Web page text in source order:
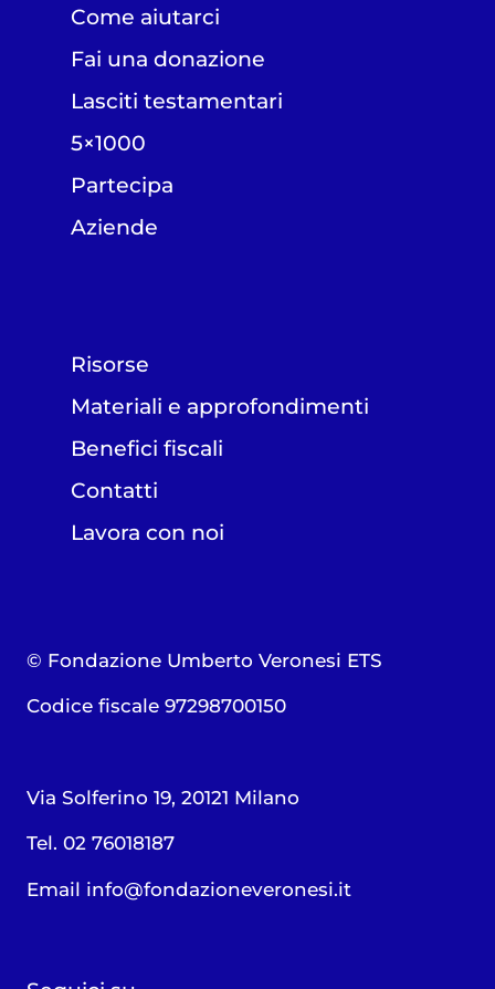
Come aiutarci
Fai una donazione
Lasciti testamentari
5×1000
Partecipa
Aziende
Risorse
Materiali e approfondimenti
Benefici fiscali
Contatti
Lavora con noi
© Fondazione Umberto Veronesi ETS
Codice fiscale 97298700150
Via Solferino 19, 20121 Milano
Tel. 02 76018187
Email info@fondazioneveronesi.it